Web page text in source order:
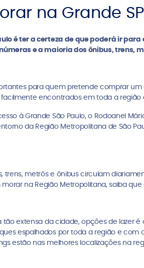
na Grande SP
é ter a certeza de que poderá ir
e a maioria dos ônibus, trens,
para quem pretende comprar
encontrados em toda a
à Grande São Paulo, o Rodoanel
da Região Metropolitana de São
trens, metrôs e ônibus circulam
na Região Metropolitana, saiba
tão extensa da cidade, opções de lazer
espalhados por toda a região e
estão nas melhores localizações na